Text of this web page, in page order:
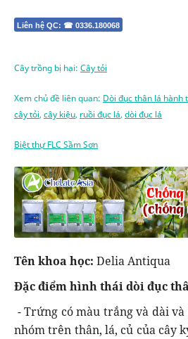
Liên hệ QC: ☎ 0336.180068
Cây trồng bị hại: Cây tỏi
Xem chủ đề liên quan: Dòi đục thân lá hành
cây tỏi, cây kiệu, ruồi đục lá, dòi đục lá
Biệt thự FLC Sầm Sơn
Tên khoa học: Delia Antiqua
Đặc điểm hình thái dòi đục
- Trứng có màu trắng và dài
nhóm trên thân, lá, củ của cây